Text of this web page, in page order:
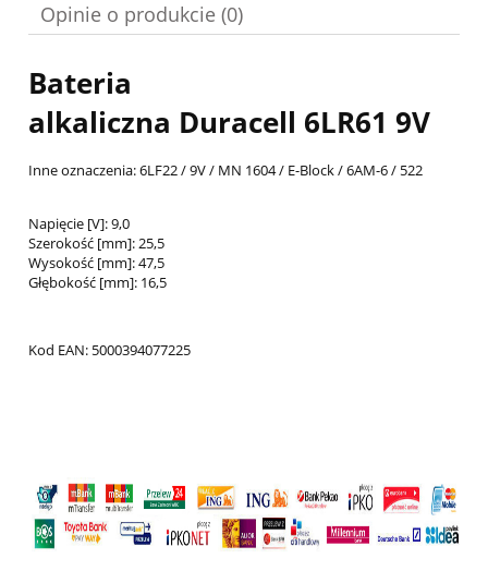
Opinie o produkcie (0)
Bateria
alkaliczna Duracell 6LR61 9V
Inne oznaczenia: 6LF22 / 9V / MN 1604 / E-Block / 6AM-6 / 522
Napięcie [V]: 9,0
Szerokość [mm]: 25,5
Wysokość [mm]: 47,5
Głębokość [mm]: 16,5
Kod EAN: 5000394077225